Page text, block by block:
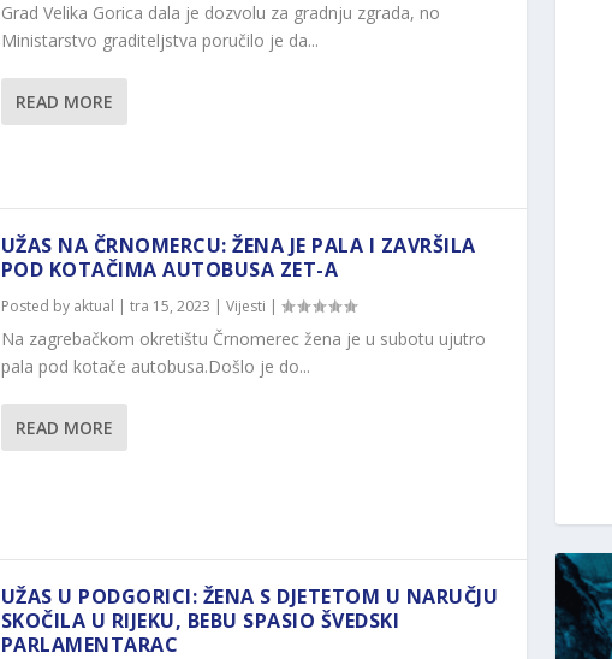
Grad Velika Gorica dala je dozvolu za gradnju zgrada, no
Ministarstvo graditeljstva poručilo je da...
READ MORE
UŽAS NA ČRNOMERCU: ŽENA JE PALA I ZAVRŠILA
POD KOTAČIMA AUTOBUSA ZET-A
Posted by aktual | tra 15, 2023 | Vijesti |
Na zagrebačkom okretištu Črnomerec žena je u subotu ujutro
pala pod kotače autobusa.Došlo je do...
READ MORE
UŽAS U PODGORICI: ŽENA S DJETETOM U NARUČJU
SKOČILA U RIJEKU, BEBU SPASIO ŠVEDSKI
PARLAMENTARAC